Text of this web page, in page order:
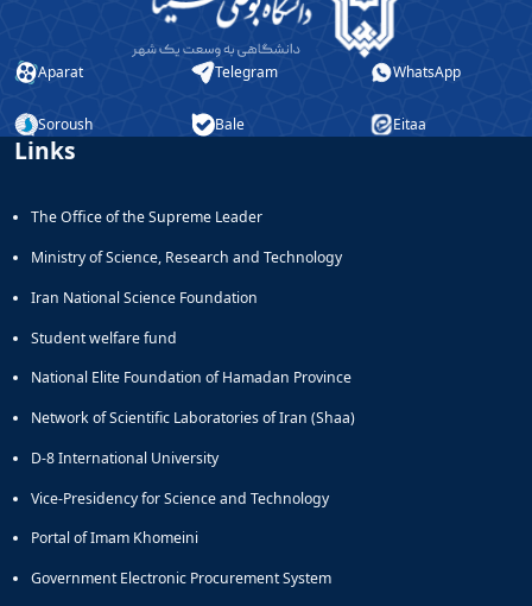
Aparat Telegram WhatsApp
Soroush Bale Eitaa
Links
The Office of the Supreme Leader
Ministry of Science, Research and Technology
Iran National Science Foundation
Student welfare fund
National Elite Foundation of Hamadan Province
Network of Scientific Laboratories of Iran (Shaa)
D-8 International University
Vice-Presidency for Science and Technology
Portal of Imam Khomeini
Government Electronic Procurement System